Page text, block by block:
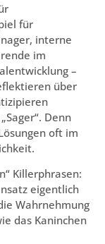
für
interne
im
–
über
Denn
oft im
Killerphrasen:
eigentlich
Wahrnehmung
das Kaninchen